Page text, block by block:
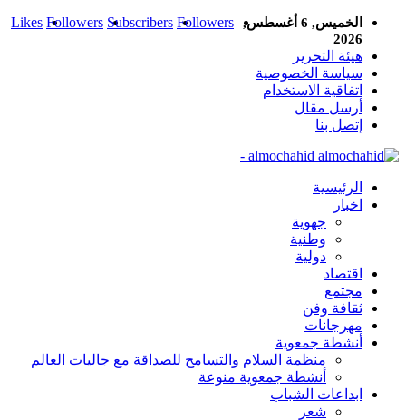
Likes Followers Subscribers Followers
الخميس, 6 أغسطس,
2026
هيئة التحرير
سياسة الخصوصية
اتفاقية الاستخدام
أرسل مقال
إتصل بنا
almochahid -
الرئيسية
اخبار
جهوية
وطنية
دولية
اقتصاد
مجتمع
ثقافة وفن
مهرجانات
أنشطة جمعوية
منظمة السلام والتسامح للصداقة مع جاليات العالم
أنشطة جمعوية منوعة
ابداعات الشباب
شعر